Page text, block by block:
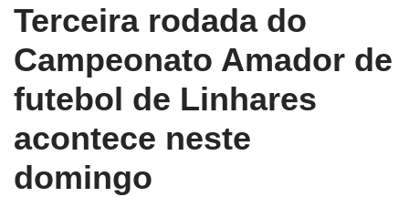
Terceira rodada do
Campeonato Amador de
futebol de Linhares
acontece neste
domingo